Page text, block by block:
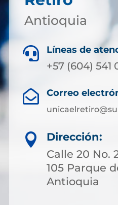
Antioquia
 Líneas de
+57 (604) 541
 Correo

Dirección:
Calle 20 No.
105 Parque
Antioquia